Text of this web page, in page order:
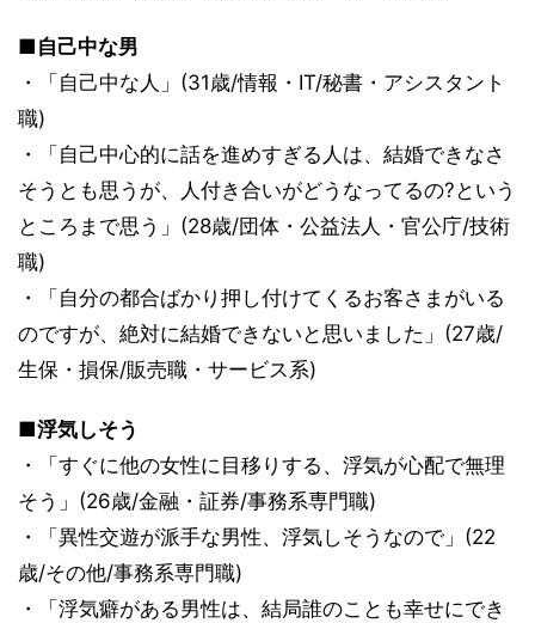
■自己中な男
・「自己中な人」(31歳/情報・IT/秘書・アシスタント
職)
・「自己中心的に話を進めすぎる人は、結婚できなさ
そうとも思うが、人付き合いがどうなってるの?という
ところまで思う」(28歳/団体・公益法人・官公庁/技術
職)
・「自分の都合ばかり押し付けてくるお客さまがいる
のですが、絶対に結婚できないと思いました」(27歳/
生保・損保/販売職・サービス系)
■浮気しそう
・「すぐに他の女性に目移りする、浮気が心配で無理
そう」(26歳/金融・証券/事務系専門職)
・「異性交遊が派手な男性、浮気しそうなので」(22
歳/その他/事務系専門職)
・「浮気癖がある男性は、結局誰のことも幸せにでき